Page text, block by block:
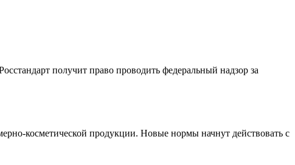
получит право проводить федеральный надзор за
косметической продукции. Новые нормы начнут действовать с